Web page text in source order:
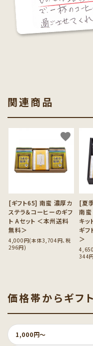
関連商品
[ギフト65] 南蛮 濃厚カ
ステラ＆コーヒーのギフ
ト Aセット ＜本州送料
無料＞
4,000円(本体3,704円、税
296円)
favorite
[夏
南蛮
キッ
ギフ
＞
344
価格帯からギフ
1,000円〜